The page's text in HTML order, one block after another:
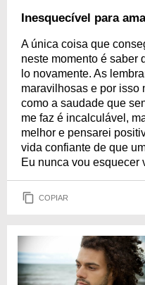
Inesquecível para
A única coisa que
neste momento é saber
lo novamente. As
maravilhosas e por isso
como a saudade que
me faz é incalculável,
melhor e pensarei
vida confiante de que
Eu nunca vou esquecer
COPIAR